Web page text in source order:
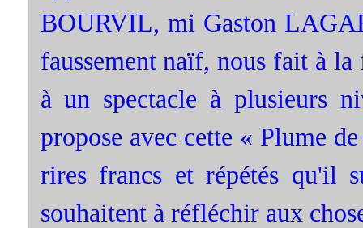
BOURVIL, mi Gaston
faussement naïf, nous fait à
à un spectacle à plusieurs
propose avec cette « Plume
rires francs et répétés qu'il
souhaitent à réfléchir aux